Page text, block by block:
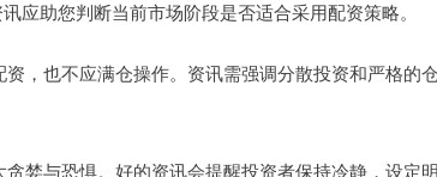
应助您判断当前市场阶段是否适合采用配资策略。
，也不应满仓操作。资讯需强调分散投资和严格的
婪与恐惧。好的资讯会提醒投资者保持冷静，设定